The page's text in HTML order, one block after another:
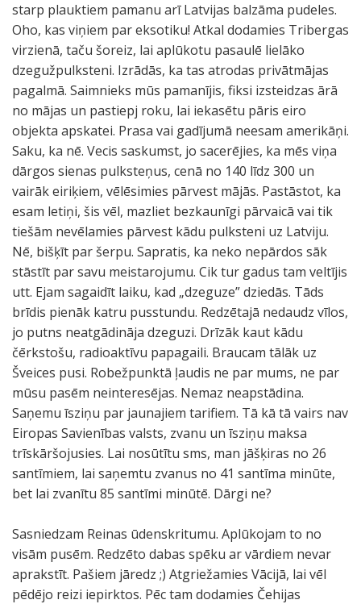
starp plauktiem pamanu arī Latvijas balzāma pudeles.
Oho, kas viņiem par eksotiku! Atkal dodamies Tribergas
virzienā, taču šoreiz, lai aplūkotu pasaulē lielāko
dzegužpulksteni. Izrādās, ka tas atrodas privātmājas
pagalmā. Saimnieks mūs pamanījis, fiksi izsteidzas ārā
no mājas un pastiepj roku, lai iekasētu pāris eiro
objekta apskatei. Prasa vai gadījumā neesam amerikāņi.
Saku, ka nē. Vecis saskumst, jo sacerējies, ka mēs viņa
dārgos sienas pulksteņus, cenā no 140 līdz 300 un
vairāk eiriķiem, vēlēsimies pārvest mājās. Pastāstot, ka
esam letiņi, šis vēl, mazliet bezkaunīgi pārvaicā vai tik
tiešām nevēlamies pārvest kādu pulksteni uz Latviju.
Nē, bišķīt par šerpu. Sapratis, ka neko nepārdos sāk
stāstīt par savu meistarojumu. Cik tur gadus tam veltījis
utt. Ejam sagaidīt laiku, kad „dzeguze” dziedās. Tāds
brīdis pienāk katru pusstundu. Redzētajā nedaudz vīlos,
jo putns neatgādināja dzeguzi. Drīzāk kaut kādu
čērkstošu, radioaktīvu papagaili. Braucam tālāk uz
Šveices pusi. Robežpunktā ļaudis ne par mums, ne par
mūsu pasēm neinteresējas. Nemaz neapstādina.
Saņemu īsziņu par jaunajiem tarifiem. Tā kā tā vairs nav
Eiropas Savienības valsts, zvanu un īsziņu maksa
trīskāršojusies. Lai nosūtītu sms, man jāšķiras no 26
santīmiem, lai saņemtu zvanus no 41 santīma minūte,
bet lai zvanītu 85 santīmi minūtē. Dārgi ne?
Sasniedzam Reinas ūdenskritumu. Aplūkojam to no
visām pusēm. Redzēto dabas spēku ar vārdiem nevar
aprakstīt. Pašiem jāredz ;) Atgriežamies Vācijā, lai vēl
pēdējo reizi iepirktos. Pēc tam dodamies Čehijas